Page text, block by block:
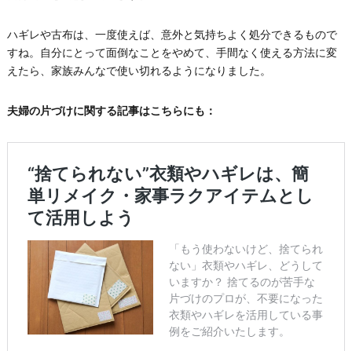
ハギレや古布は、一度使えば、意外と気持ちよく処分できるもので
すね。自分にとって面倒なことをやめて、手間なく使える方法に変
えたら、家族みんなで使い切れるようになりました。
夫婦の片づけに関する記事はこちらにも：